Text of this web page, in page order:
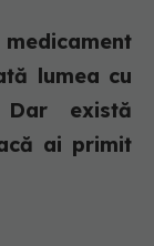
lumea cu
Dar există
ai primit